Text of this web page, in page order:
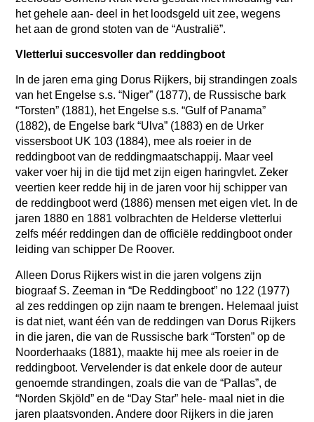
het gehele aan- deel in het loodsgeld uit zee, wegens
het aan de grond stoten van de “Australië”.
Vletterlui succesvoller dan reddingboot
In de jaren erna ging Dorus Rijkers, bij strandingen zoals
van het Engelses.s. “Niger” (1877), de Russische bark
“Torsten” (1881), het Engelse s.s. “Gulf of Panama”
(1882), de Engelse bark “Ulva” (1883) en de Urker
vissersboot UK 103 (1884), mee als roeier in de
reddingboot van de reddingmaatschappij. Maar veel
vaker voer hij in die tijd met zijn eigen haringvlet. Zeker
veertien keer redde hij in de jaren voor hij schipper van
de reddingboot werd (1886) mensen met eigen vlet. In de
jaren 1880 en 1881 volbrachten de Helderse vletterlui
zelfs méér reddingen dan de officiële reddingboot onder
leiding van schipper De Roover.
Alleen Dorus Rijkers wist in die jaren volgens zijn
biograaf S. Zeeman in “De Reddingboot” no 122 (1977)
al zes reddingen op zijn naam te brengen. Helemaal juist
is dat niet, want één van de reddingen van Dorus Rijkers
in die jaren, die van de Russische bark “Torsten” op de
Noorderhaaks (1881), maakte hij mee als roeier in de
reddingboot. Vervelender is dat enkele door de auteur
genoemde strandingen, zoals die van de “Pallas”, de
“Norden Skjöld” en de “Day Star” hele- maal niet in die
jaren plaatsvonden. Andere door Rijkers in die jaren